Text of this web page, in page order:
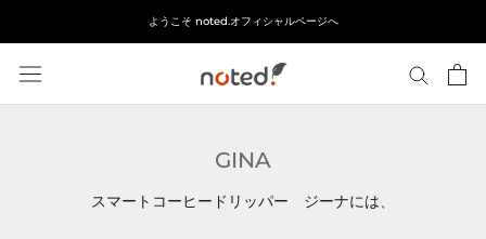
し
ようこそ noted.オフィシャルページへ
GINA
スマートコーヒードリッパー ジーナには、